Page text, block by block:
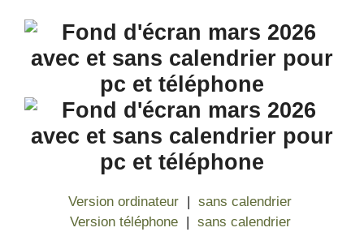
Version ordinateur | sans calendrier
Version téléphone| sans calendrier